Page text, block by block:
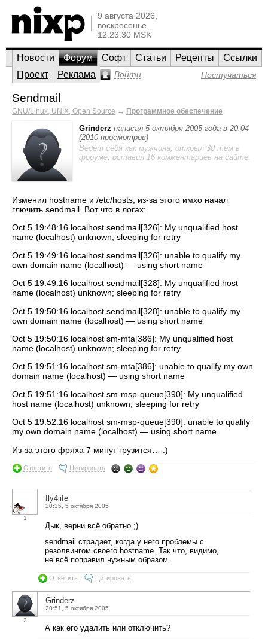
9 августа 2026,
воскресенье,
12:23:30 MSK
Новости Форум Софт Статьи Рецепты
Ссылки
Проект
Реклама Войти Постучаться
Sendmail
GNU/Linux, UNIX, Open Source → Программное обеспечение
Grinderz написал 5 октября 2005 года в 20:04
(2010 просмотров)
Ведет себя как мужчина; открыл 30 тем в
форуме, оставил 16 комментариев на сайте.
Изменил hostname и /etc/hosts, из-за этого имхо начал
глючить sendmail. Вот что в логах:
Oct 5 19:48:16 localhost sendmail[326]: My unqualified host
name (localhost) unknown; sleeping for retry
Oct 5 19:49:16 localhost sendmail[326]: unable to qualify my
own domain name (localhost) — using short name
Oct 5 19:49:16 localhost sendmail[328]: My unqualified host
name (localhost) unknown; sleeping for retry
Oct 5 19:50:16 localhost sendmail[328]: unable to qualify my
own domain name (localhost) — using short name
Oct 5 19:50:16 localhost sm-mta[386]: My unqualified host
name (localhost) unknown; sleeping for retry
Oct 5 19:51:16 localhost sm-mta[386]: unable to qualify my own
domain name (localhost) — using short name
Oct 5 19:51:16 localhost sm-msp-queue[390]: My unqualified
host name (localhost) unknown; sleeping for retry
Oct 5 19:52:16 localhost sm-msp-queue[390]: unable to qualify
my own domain name (localhost) — using short name
Из-за этого фряха 7 минут грузится… :)
Ответить Цитировать
1
fly4life
20:35, 5 октября 2005
Дык, верни всё обратно ;)
sendmail страдает, когда у него проблемы с
резолвингом своего hostname. Так что, видимо,
не всё поправил нужным образом.
Ответить Цитировать
2
Grinderz
20:51, 5 октября 2005
А как его удалить или отключить?